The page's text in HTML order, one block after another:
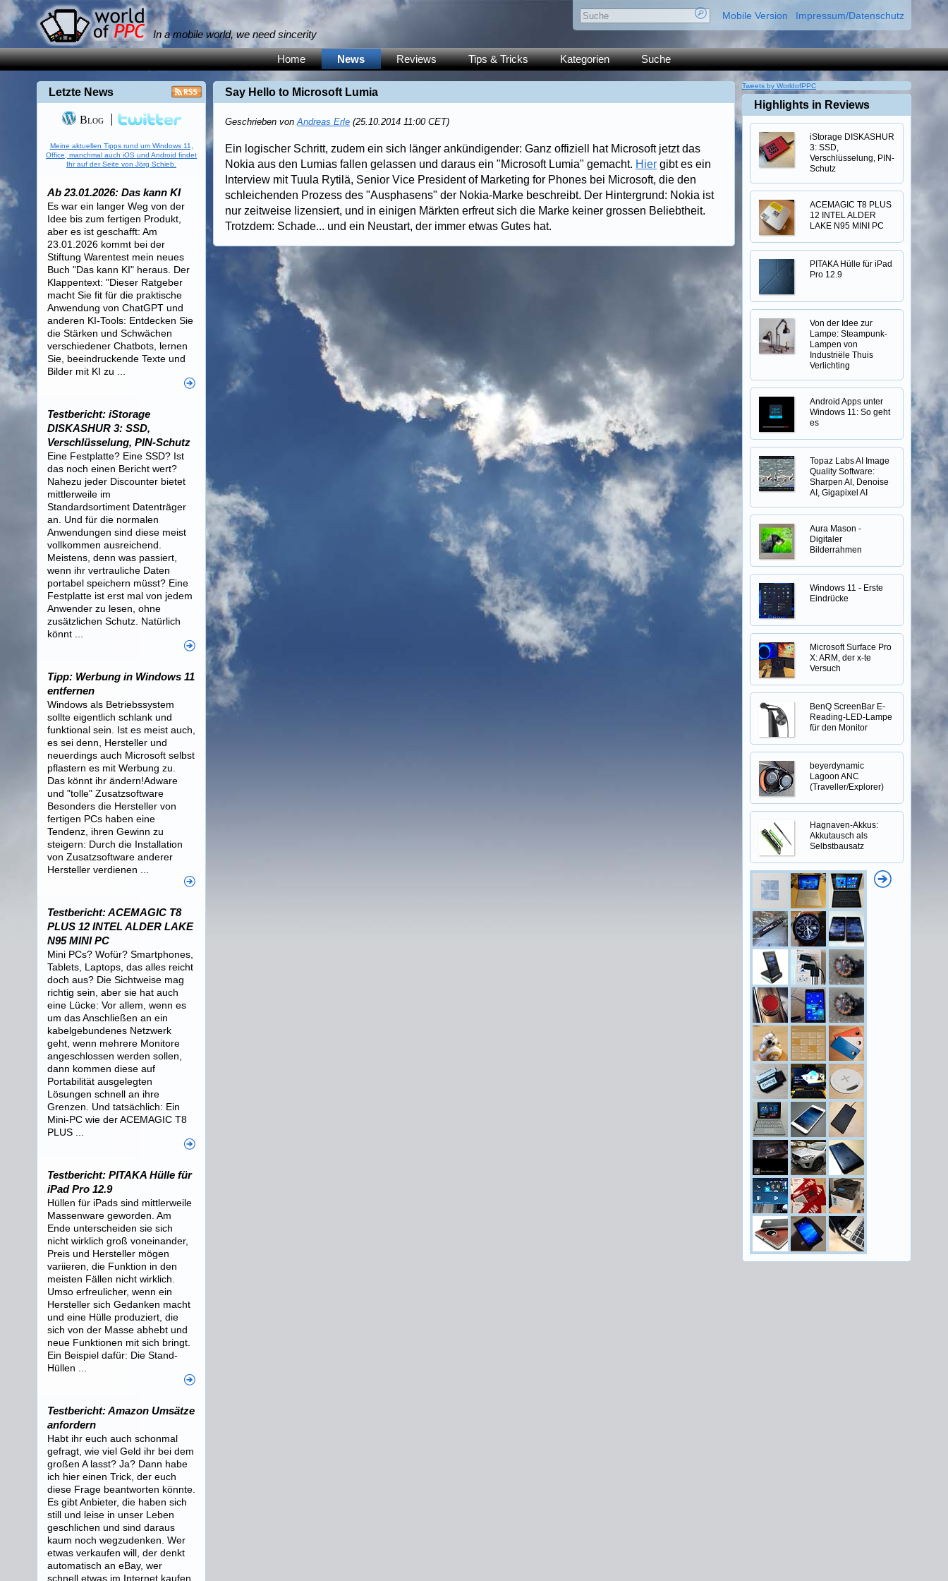
In a mobile world, we need sincerity
Mobile Version Impressum/Datenschutz
Home News Reviews Tips & Tricks Kategorien Suche
Say Hello to Microsoft Lumia
Geschrieben vonAndreas Erle (25.10.2014 11:00 CET)
Ein logischer Schritt, zudem ein sich länger ankündigender: Ganz offiziell hat Microsoft jetzt das
Nokia aus den Lumias fallen gelassen und daraus ein "Microsoft Lumia" gemacht. Hier gibt es ein
Interview mit Tuula Rytilä, Senior Vice President of Marketing for Phones bei Microsoft, die den
schleichenden Prozess des "Ausphasens" der Nokia-Marke beschreibt. Der Hintergrund: Nokia ist
nur zeitweise lizensiert, und in einigen Märkten erfreut sich die Marke keiner grossen Beliebtheit.
Trotzdem: Schade... und ein Neustart, der immer etwas Gutes hat.
Letzte News
Blog
Meine aktuellen Tipps rund um Windows 11,
Office, manchmal auch iOS und Android findet
Ihr auf der Seite von Jörg Schieb.
Ab 23.01.2026: Das kann KI
Es war ein langer Weg von der
Idee bis zum fertigen Produkt,
aber es ist geschafft: Am
23.01.2026 kommt bei der
Stiftung Warentest mein neues
Buch "Das kann KI" heraus. Der
Klappentext: "Dieser Ratgeber
macht Sie fit für die praktische
Anwendung von ChatGPT und
anderen KI-Tools: Entdecken Sie
die Stärken und Schwächen
verschiedener Chatbots, lernen
Sie, beeindruckende Texte und
Bilder mit KI zu ...
Testbericht: iStorage
DISKASHUR 3: SSD,
Verschlüsselung, PIN-Schutz
Eine Festplatte? Eine SSD? Ist
das noch einen Bericht wert?
Nahezu jeder Discounter bietet
mittlerweile im
Standardsortiment Datenträger
an. Und für die normalen
Anwendungen sind diese meist
vollkommen ausreichend.
Meistens, denn was passiert,
wenn ihr vertrauliche Daten
portabel speichern müsst? Eine
Festplatte ist erst mal von jedem
Anwender zu lesen, ohne
zusätzlichen Schutz. Natürlich
könnt ...
Tipp: Werbung in Windows 11
entfernen
Windows als Betriebssystem
sollte eigentlich schlank und
funktional sein. Ist es meist auch,
es sei denn, Hersteller und
neuerdings auch Microsoft selbst
pflastern es mit Werbung zu.
Das könnt ihr ändern!Adware
und "tolle" Zusatzsoftware
Besonders die Hersteller von
fertigen PCs haben eine
Tendenz, ihren Gewinn zu
steigern: Durch die Installation
von Zusatzsoftware anderer
Hersteller verdienen ...
Testbericht: ACEMAGIC T8
PLUS 12 INTEL ALDER LAKE
N95 MINI PC
Mini PCs? Wofür? Smartphones,
Tablets, Laptops, das alles reicht
doch aus? Die Sichtweise mag
richtig sein, aber sie hat auch
eine Lücke: Vor allem, wenn es
um das Anschließen an ein
kabelgebundenes Netzwerk
geht, wenn mehrere Monitore
angeschlossen werden sollen,
dann kommen diese auf
Portabilität ausgelegten
Lösungen schnell an ihre
Grenzen. Und tatsächlich: Ein
Mini-PC wie der ACEMAGIC T8
PLUS ...
Testbericht: PITAKA Hülle für
iPad Pro 12.9
Hüllen für iPads sind mittlerweile
Massenware geworden. Am
Ende unterscheiden sie sich
nicht wirklich groß voneinander,
Preis und Hersteller mögen
variieren, die Funktion in den
meisten Fällen nicht wirklich.
Umso erfreulicher, wenn ein
Hersteller sich Gedanken macht
und eine Hülle produziert, die
sich von der Masse abhebt und
neue Funktionen mit sich bringt.
Ein Beispiel dafür: Die Stand-
Hüllen ...
Testbericht: Amazon Umsätze
anfordern
Habt ihr euch auch schonmal
gefragt, wie viel Geld ihr bei dem
großen A lasst? Ja? Dann habe
ich hier einen Trick, der euch
diese Frage beantworten könnte.
Es gibt Anbieter, die haben sich
still und leise in unser Leben
geschlichen und sind daraus
kaum noch wegzudenken. Wer
etwas verkaufen will, der denkt
automatisch an eBay, wer
schnell etwas im Internet kaufen
Tweets by WorldofPPC
Highlights in Reviews
iStorage DISKASHUR
3: SSD,
Verschlüsselung, PIN-
Schutz
ACEMAGIC T8 PLUS
12 INTEL ALDER
LAKE N95 MINI PC
PITAKA Hülle für iPad
Pro 12.9
Von der Idee zur
Lampe: Steampunk-
Lampen von
Industriële Thuis
Verlichting
Android Apps unter
Windows 11: So geht
es
Topaz Labs AI Image
Quality Software:
Sharpen AI, Denoise
AI, Gigapixel AI
Aura Mason -
Digitaler
Bilderrahmen
Windows 11 - Erste
Eindrücke
Microsoft Surface Pro
X: ARM, der x-te
Versuch
BenQ ScreenBar E-
Reading-LED-Lampe
für den Monitor
beyerdynamic
Lagoon ANC
(Traveller/Explorer)
Hagnaven-Akkus:
Akkutausch als
Selbstbausatz